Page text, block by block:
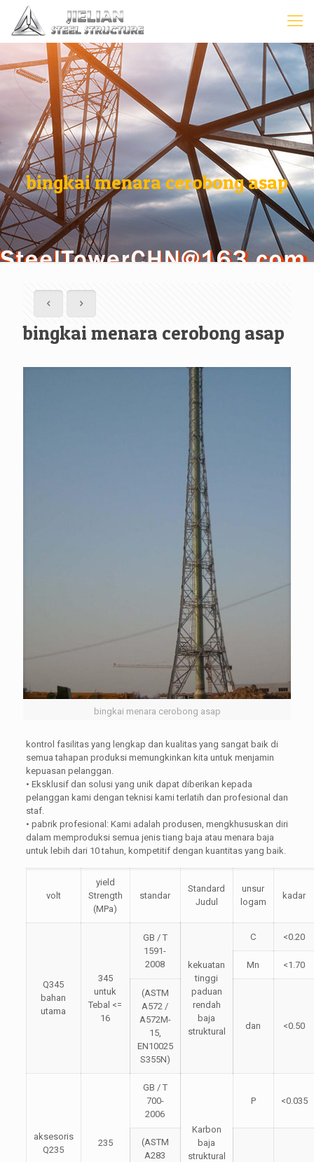
bingkai menara cerobong asap
bingkai menara cerobong asap
bingkai menara cerobong asap
kontrol fasilitas yang lengkap dan kualitas yang sangat baik di
semua tahapan produksi memungkinkan kita untuk menjamin
kepuasan pelanggan.
• Eksklusif dan solusi yang unik dapat diberikan kepada
pelanggan kami dengan teknisi kami terlatih dan profesional dan
staf.
• pabrik profesional: Kami adalah produsen, mengkhususkan diri
dalam memproduksi semua jenis tiang baja atau menara baja
untuk lebih dari 10 tahun, kompetitif dengan kuantitas yang baik.
volt
yield
Strength
(MPa)
standar
Standard
Judul
unsur
logam
kadar
Q345
bahan
utama
345
untuk
Tebal <=
16
GB / T
1591-
2008
kekuatan
tinggi
paduan
rendah
baja
struktural
C <0.20
Mn <1.70
(ASTM
A572 /
A572M-
15,
EN10025
S355N)
dan <0.50
aksesoris
Q235
235
GB / T
700-
2006
Karbon
baja
struktural
P <0.035
(ASTM
A283